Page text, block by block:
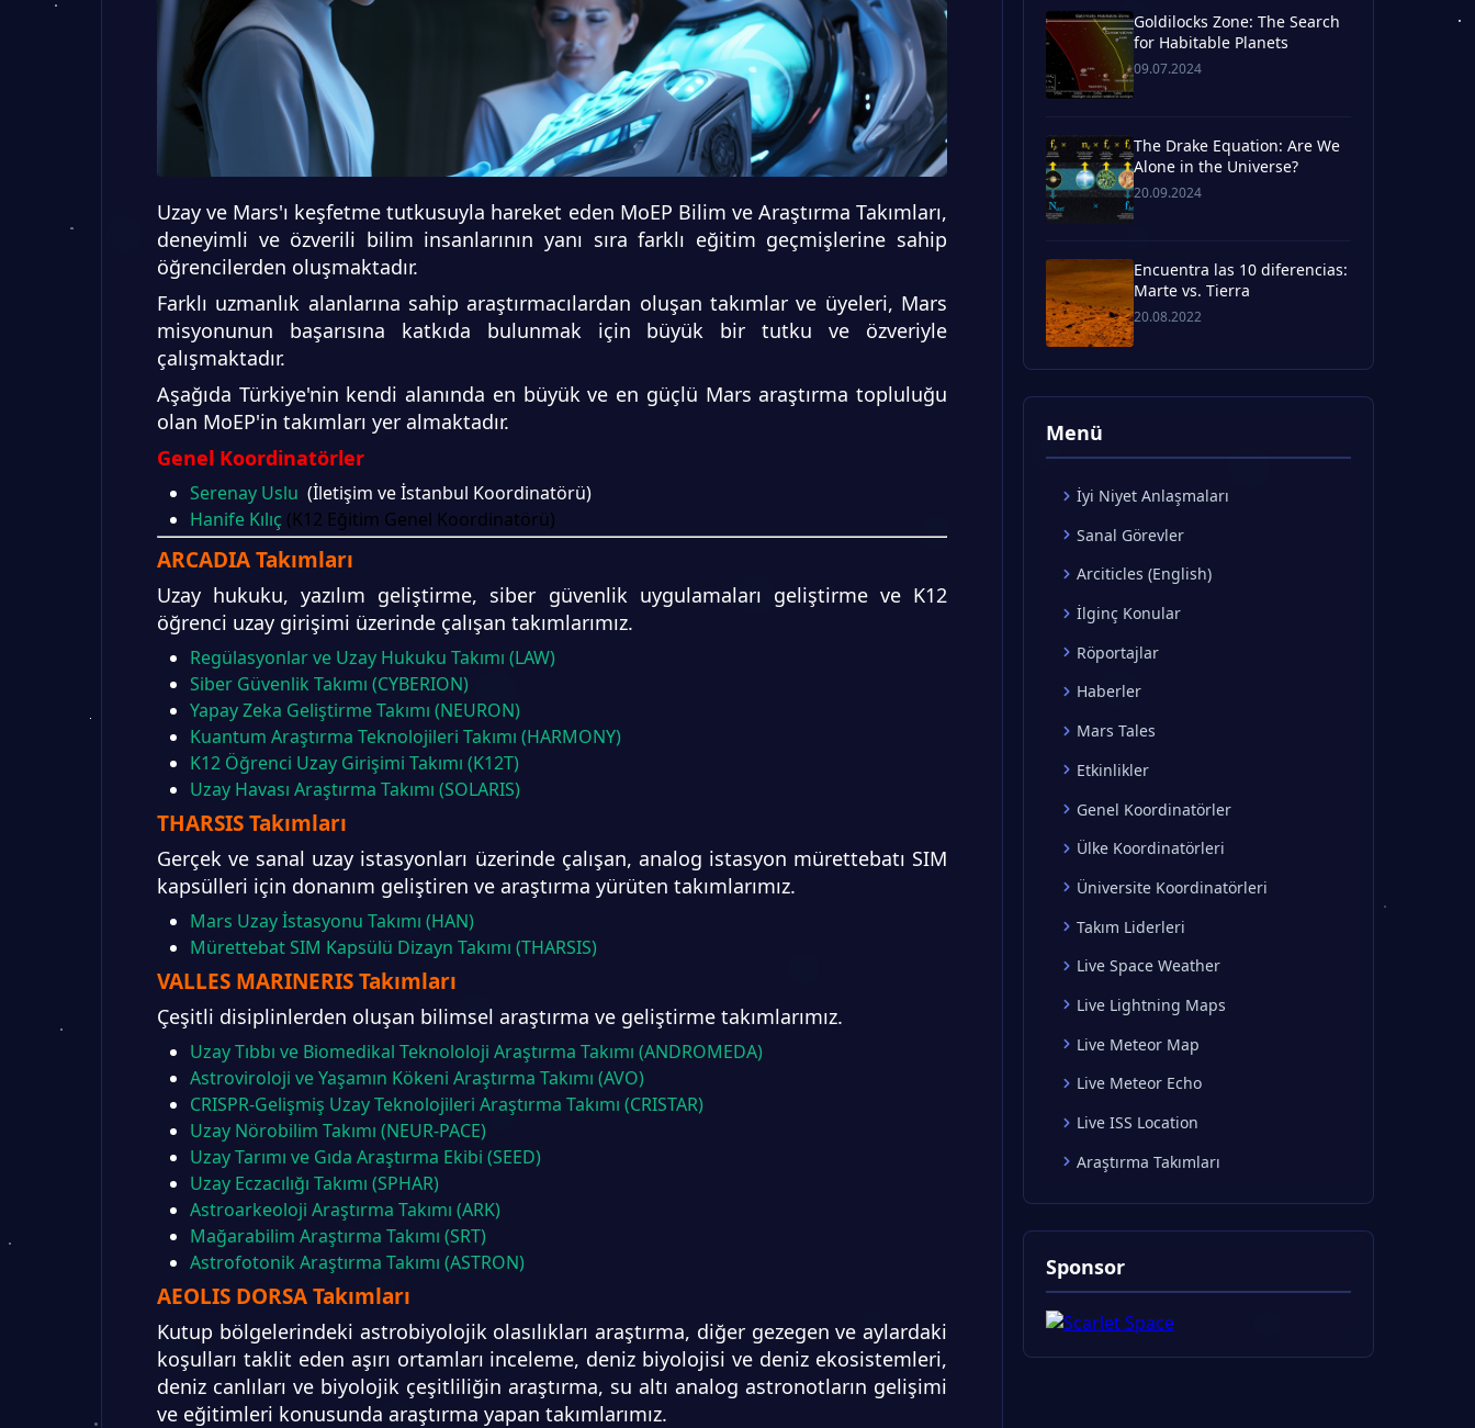
Uzay ve Mars'ı keşfetme tutkusuyla hareket eden MoEP Bilim ve Araştırma Takımları,
deneyimli ve özverili bilim insanlarının yanı sıra farklı eğitim geçmişlerine sahip
öğrencilerden oluşmaktadır.
Farklı uzmanlık alanlarına sahip araştırmacılardan oluşan takımlar ve üyeleri, Mars
misyonunun başarısına katkıda bulunmak için büyük bir tutku ve özveriyle
çalışmaktadır.
Aşağıda Türkiye'nin kendi alanında en büyük ve en güçlü Mars araştırma topluluğu
olan MoEP'in takımları yer almaktadır.
Genel Koordinatörler
Serenay Uslu (İletişim ve İstanbul Koordinatörü)
Hanife Kılıç (K12 Eğitim Genel Koordinatörü)
ARCADIATakımları
Uzay hukuku, yazılım geliştirme, siber güvenlik uygulamaları geliştirme ve K12
öğrenci uzay girişimi üzerinde çalışan takımlarımız.
Regülasyonlar ve Uzay Hukuku Takımı (LAW)
Siber Güvenlik Takımı (CYBERION)
Yapay Zeka Geliştirme Takımı (NEURON)
Kuantum Araştırma Teknolojileri Takımı (HARMONY)
K12 Öğrenci Uzay Girişimi Takımı (K12T)
Uzay Havası Araştırma Takımı (SOLARIS)
THARSIS Takımları
Gerçek ve sanal uzay istasyonları üzerinde çalışan, analog istasyon mürettebatı SIM
kapsülleri için donanım geliştiren ve araştırma yürüten takımlarımız.
Mars Uzay İstasyonu Takımı (HAN)
Mürettebat SIM Kapsülü Dizayn Takımı (THARSIS)
VALLES MARINERIS Takımları
Çeşitli disiplinlerden oluşan bilimsel araştırma ve geliştirme takımlarımız.
Uzay Tıbbı ve Biomedikal Teknololoji Araştırma Takımı (ANDROMEDA)
Astroviroloji ve Yaşamın Kökeni Araştırma Takımı (AVO)
CRISPR-Gelişmiş Uzay Teknolojileri Araştırma Takımı (CRISTAR)
Uzay Nörobilim Takımı (NEUR-PACE)
Uzay Tarımı ve Gıda Araştırma Ekibi (SEED)
Uzay Eczacılığı Takımı (SPHAR)
Astroarkeoloji Araştırma Takımı (ARK)
Mağarabilim Araştırma Takımı (SRT)
Astrofotonik Araştırma Takımı (ASTRON)
AEOLIS DORSA Takımları
Kutup bölgelerindeki astrobiyolojik olasılıkları araştırma, diğer gezegen ve aylardaki
koşulları taklit eden aşırı ortamları inceleme, deniz biyolojisi ve deniz ekosistemleri,
deniz canlıları ve biyolojik çeşitliliğin araştırma, su altı analog astronotların gelişimi
ve eğitimleri konusunda araştırma yapan takımlarımız.
Goldilocks Zone: The Search
for Habitable Planets
09.07.2024
The Drake Equation: Are We
Alone in the Universe?
20.09.2024
Encuentra las 10 diferencias:
Marte vs. Tierra
20.08.2022
Menü
İyi Niyet Anlaşmaları
Sanal Görevler
Arciticles (English)
İlginç Konular
Röportajlar
Haberler
Mars Tales
Etkinlikler
Genel Koordinatörler
Ülke Koordinatörleri
Üniversite Koordinatörleri
Takım Liderleri
Live Space Weather
Live Lightning Maps
Live Meteor Map
Live Meteor Echo
Live ISS Location
Araştırma Takımları
Sponsor